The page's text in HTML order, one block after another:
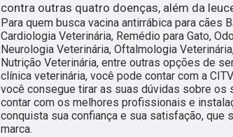
contra outras quatro doenças, além da
Para quem busca vacina antirrábica para cães
Cardiologia Veterinária, Remédio para Gato,
Neurologia Veterinária, Oftalmologia
Nutrição Veterinária, entre outras opções de
clínica veterinária, você pode contar com a
você consegue tirar as suas dúvidas sobre os
contar com os melhores profissionais e
conquista sua confiança e sua satisfação, que
marca.